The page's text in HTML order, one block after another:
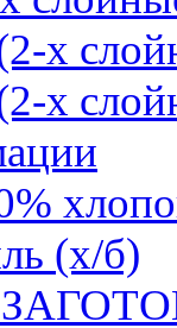
х
х
(х/б)